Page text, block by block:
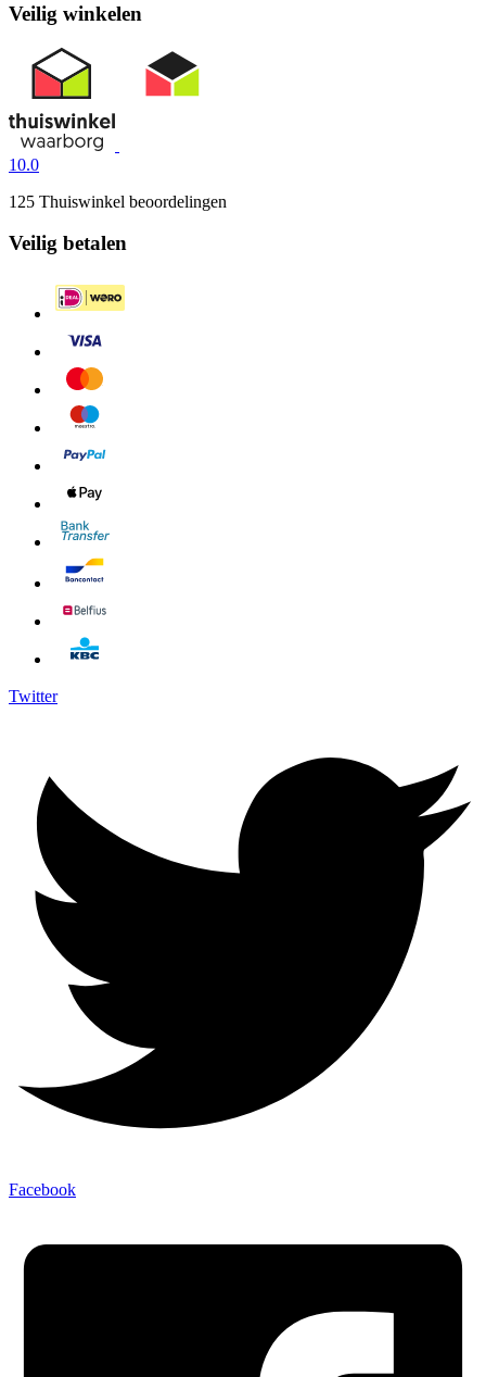
Veilig winkelen
10.0
125 Thuiswinkel beoordelingen
Veilig betalen
Twitter
Facebook